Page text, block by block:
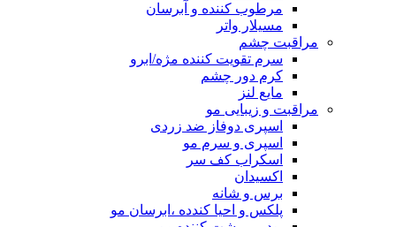
مرطوب کننده و آبرسان
مسیلار واتر
مراقبت چشم
سرم تقویت کننده مژه/ابرو
کرم دور چشم
مایع لنز
مراقبت و زیبایی مو
اسپری دوفاز ضد زردی
اسپری و سرم مو
اسکراب کف سر
اکسیدان
برس و شانه
پلکس و احیا کندده ،ابرسان مو